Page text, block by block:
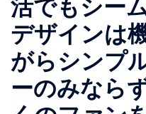
活でもシー
デザインは
がらシンプ
ーのみなら